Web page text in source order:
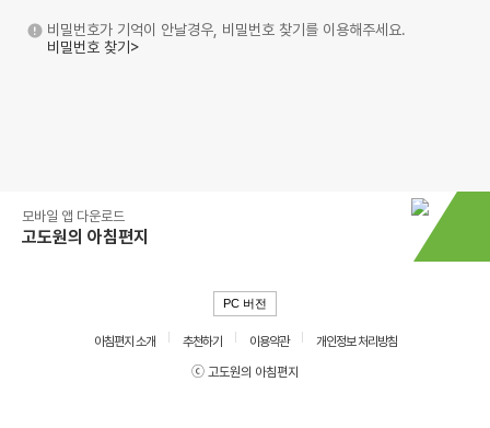
비밀번호가 기억이 안날경우, 비밀번호 찾기를 이용해주세요.
비밀번호 찾기>
모바일 앱 다운로드
고도원의 아침편지
PC 버전
아침편지 소개 추천하기 이용약관
개인정보 처리방침
ⓒ 고도원의 아침편지